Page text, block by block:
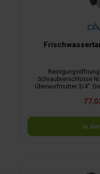
Schraubverschlüsse
Überwurfmutter 3/4".
In